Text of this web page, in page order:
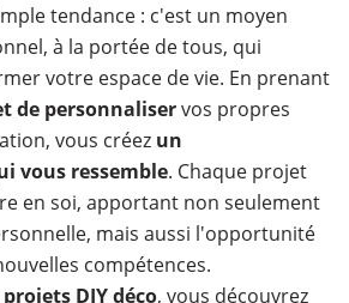
tendance : c'est un moyen
à la portée de tous, qui
votre espace de vie. En prenant
de personnaliservos propres
vous créez un
vous ressemble. Chaque projet
en soi, apportant non seulement
mais aussi l'opportunité
compétences.
DIY déco, vous découvrez